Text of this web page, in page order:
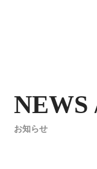
NEWS
お知らせ